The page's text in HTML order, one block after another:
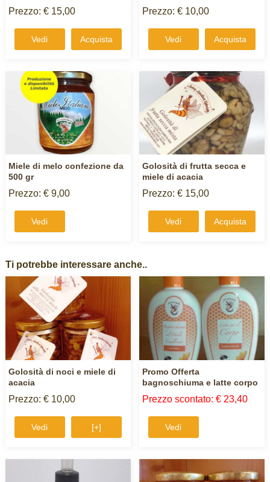
Prezzo: € 15,00
Vedi Acquista
Prezzo: € 10,00
Vedi Acquista
Miele di melo confezione da
500 gr
Prezzo: € 9,00
Vedi
Golosità di frutta secca e
miele di acacia
Prezzo: € 15,00
Vedi Acquista
Ti potrebbe interessare anche..
Golosità di noci e miele di
acacia
Prezzo: € 10,00
Vedi [+]
Promo Offerta
bagnoschiuma e latte corpo
Prezzo scontato: € 23,40
Vedi